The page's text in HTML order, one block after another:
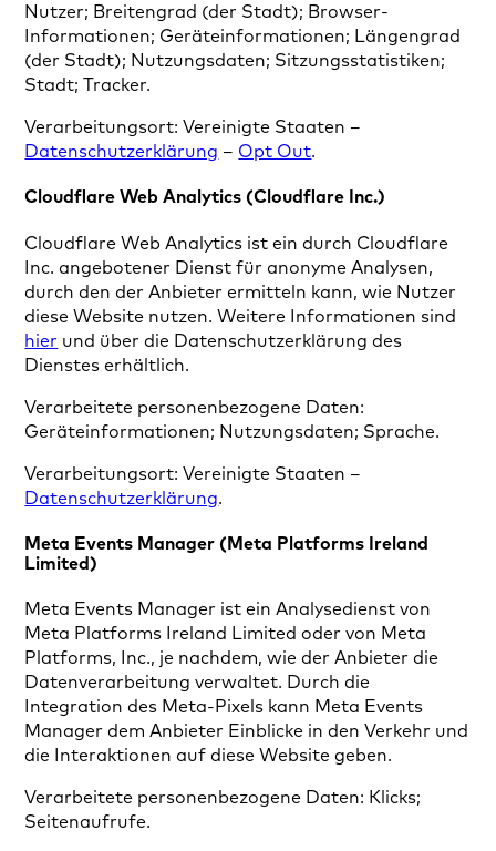
Nutzer; Breitengrad (der Stadt); Browser-
Informationen; Geräteinformationen; Längengrad
(der Stadt); Nutzungsdaten; Sitzungsstatistiken;
Stadt; Tracker.
Verarbeitungsort: Vereinigte Staaten –
Datenschutzerklärung – Opt Out.
Cloudflare Web Analytics (Cloudflare Inc.)
Cloudflare Web Analytics ist ein durch Cloudflare
Inc. angebotener Dienst für anonyme Analysen,
durch den der Anbieter ermitteln kann, wie Nutzer
diese Website nutzen. Weitere Informationen sind
hier und über die Datenschutzerklärung des
Dienstes erhältlich.
Verarbeitete personenbezogene Daten:
Geräteinformationen; Nutzungsdaten; Sprache.
Verarbeitungsort: Vereinigte Staaten –
Datenschutzerklärung.
Meta Events Manager (Meta Platforms Ireland
Limited)
Meta Events Manager ist ein Analysedienst von
Meta Platforms Ireland Limited oder von Meta
Platforms, Inc., je nachdem, wie der Anbieter die
Datenverarbeitung verwaltet. Durch die
Integration des Meta-Pixels kann Meta Events
Manager dem Anbieter Einblicke in den Verkehr und
die Interaktionen auf diese Website geben.
Verarbeitete personenbezogene Daten: Klicks;
Seitenaufrufe.